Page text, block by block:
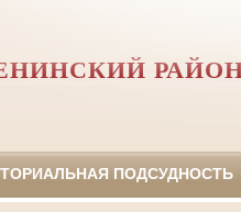
ПОДСУДНОСТЬ